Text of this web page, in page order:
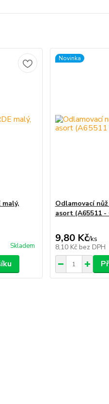
malý,
Skladem
Novinka
Odlamovací
asort (A65511 -
9,80 Kč/ks
8,10 Kč bez DPH